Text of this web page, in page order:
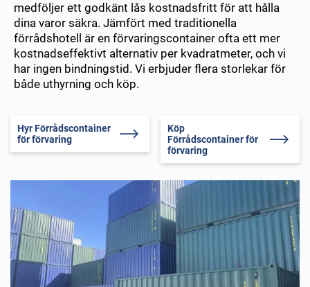
medföljer ett godkänt lås kostnadsfritt för att hålla
dina varor säkra. Jämfört med traditionella
förrådshotell är en förvaringscontainer ofta ett mer
kostnadseffektivt alternativ per kvadratmeter, och vi
har ingen bindningstid. Vi erbjuder flera storlekar för
både uthyrning och köp.
Hyr Förrådscontainer
för förvaring
Köp
Förrådscontainer för
förvaring